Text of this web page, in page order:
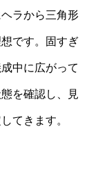
ラから三角形
です。固すぎ
中に広がって
を確認し、見
てきます。